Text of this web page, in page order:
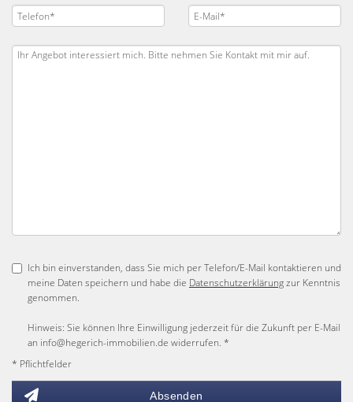
Ich bin einverstanden, dass Sie mich per Telefon/E-Mail kontaktieren und
meine Daten speichern und habe die Datenschutzerklärungzur Kenntnis
genommen.
Hinweis: Sie können Ihre Einwilligung jederzeit für die Zukunft per E-Mail
an info@hegerich-immobilien.de widerrufen. *
* Pflichtfelder
Absenden